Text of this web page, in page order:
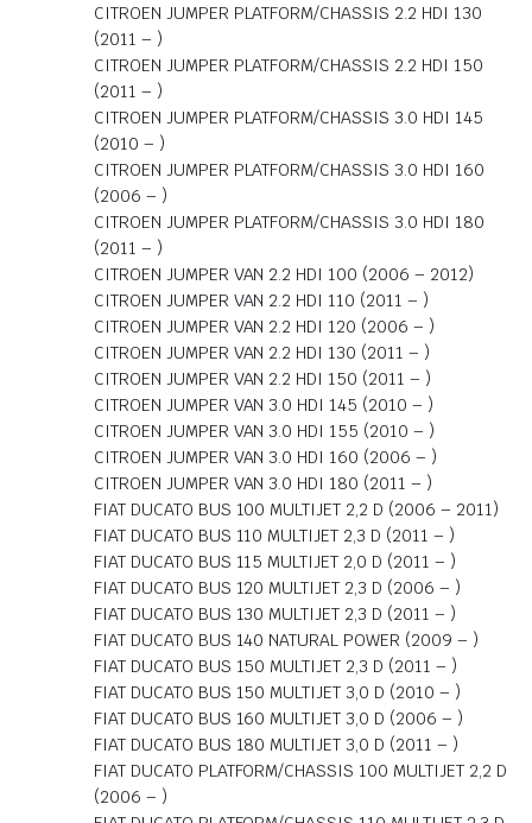
CITROEN JUMPER PLATFORM/CHASSIS 2.2 HDI 130
(2011 – )
CITROEN JUMPER PLATFORM/CHASSIS 2.2 HDI 150
(2011 – )
CITROEN JUMPER PLATFORM/CHASSIS 3.0 HDI 145
(2010 – )
CITROEN JUMPER PLATFORM/CHASSIS 3.0 HDI 160
(2006 – )
CITROEN JUMPER PLATFORM/CHASSIS 3.0 HDI 180
(2011 – )
CITROEN JUMPER VAN 2.2 HDI 100 (2006 – 2012)
CITROEN JUMPER VAN 2.2 HDI 110 (2011 – )
CITROEN JUMPER VAN 2.2 HDI 120 (2006 – )
CITROEN JUMPER VAN 2.2 HDI 130 (2011 – )
CITROEN JUMPER VAN 2.2 HDI 150 (2011 – )
CITROEN JUMPER VAN 3.0 HDI 145 (2010 – )
CITROEN JUMPER VAN 3.0 HDI 155 (2010 – )
CITROEN JUMPER VAN 3.0 HDI 160 (2006 – )
CITROEN JUMPER VAN 3.0 HDI 180 (2011 – )
FIAT DUCATO BUS 100 MULTIJET 2,2 D (2006 – 2011)
FIAT DUCATO BUS 110 MULTIJET 2,3 D (2011 – )
FIAT DUCATO BUS 115 MULTIJET 2,0 D (2011 – )
FIAT DUCATO BUS 120 MULTIJET 2,3 D (2006 – )
FIAT DUCATO BUS 130 MULTIJET 2,3 D (2011 – )
FIAT DUCATO BUS 140 NATURAL POWER (2009 – )
FIAT DUCATO BUS 150 MULTIJET 2,3 D (2011 – )
FIAT DUCATO BUS 150 MULTIJET 3,0 D (2010 – )
FIAT DUCATO BUS 160 MULTIJET 3,0 D (2006 – )
FIAT DUCATO BUS 180 MULTIJET 3,0 D (2011 – )
FIAT DUCATO PLATFORM/CHASSIS 100 MULTIJET 2,2 D
(2006 – )